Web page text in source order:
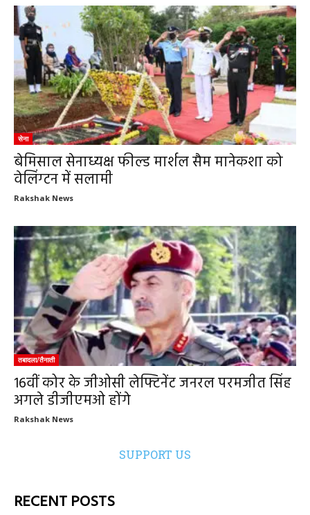
सेना
बेमिसाल सेनाध्यक्ष फील्ड मार्शल सैम मानेकशा को
वेलिंग्टन में सलामी
Rakshak News
तबादला/तैनाती
16वीं कोर के जीओसी लेफ्टिनेंट जनरल परमजीत सिंह
अगले डीजीएमओ होंगे
Rakshak News
SUPPORT US
RECENT POSTS